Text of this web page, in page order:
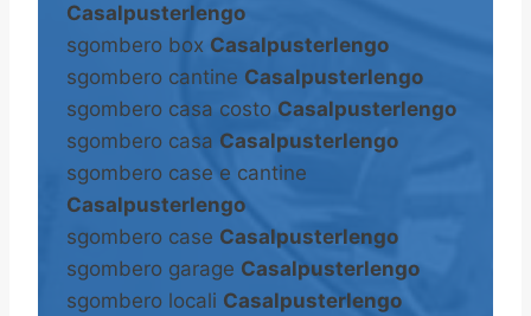
Casalpusterlengo
sgombero box Casalpusterlengo
sgombero cantine Casalpusterlengo
sgombero casa costo Casalpusterlengo
sgombero casa Casalpusterlengo
sgombero case e cantine
Casalpusterlengo
sgombero case Casalpusterlengo
sgombero garage Casalpusterlengo
sgombero locali Casalpusterlengo